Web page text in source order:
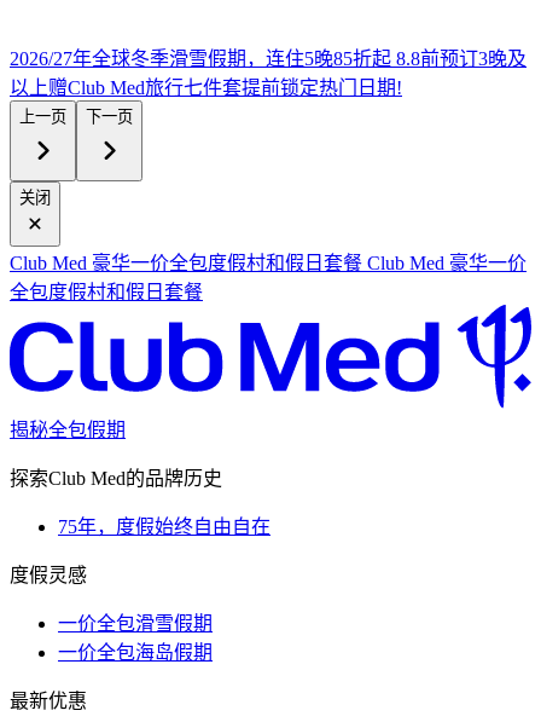
2026/27年全球冬季滑雪假期，连住5晚85折起 8.8前预订3晚及
以上赠Club Med旅行七件套提前锁定热门日期!
上一页 下一页
关闭
Club Med 豪华一价全包度假村和假日套餐 Club Med 豪华一价
全包度假村和假日套餐
揭秘全包假期
探索Club Med的品牌历史
75年，度假始终自由自在
度假灵感
一价全包滑雪假期
一价全包海岛假期
最新优惠